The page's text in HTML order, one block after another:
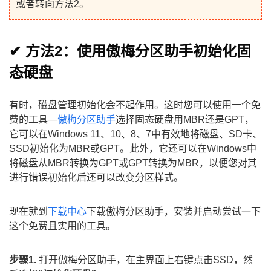
或者转向方法2。
✔ 方法2：使用傲梅分区助手初始化固
态硬盘
有时，磁盘管理初始化会不起作用。这时您可以使用一个免
费的工具—傲梅分区助手选择固态硬盘用MBR还是GPT，
它可以在Windows 11、10、8、7中有效地将磁盘、SD卡、
SSD初始化为MBR或GPT。此外，它还可以在Windows中
将磁盘从MBR转换为GPT或GPT转换为MBR，以便您对其
进行错误初始化后还可以改变分区样式。
现在就到 下载中心 下载傲梅分区助手，安装并启动尝试一下
这个免费且实用的工具。
步骤1. 打开傲梅分区助手，在主界面上右键点击SSD，然